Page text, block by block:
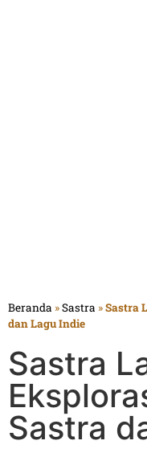
Beranda »Sastra »Sastra
dan Lagu Indie
Sastra
Sastra